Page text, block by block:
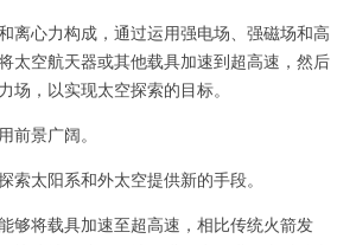
心力构成，通过运用强电场、强磁场和高
太空航天器或其他载具加速到超高速，然后
场，以实现太空探索的目标。
景广阔。
太阳系和外太空提供新的手段。
将载具加速至超高速，相比传统火箭发